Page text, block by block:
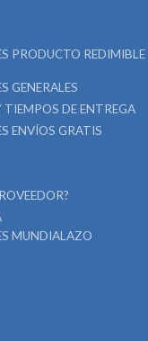
PRODUCTO REDIMIBLE
GENERALES
DE ENTREGA
ENVÍOS GRATIS
MUNDIALAZO